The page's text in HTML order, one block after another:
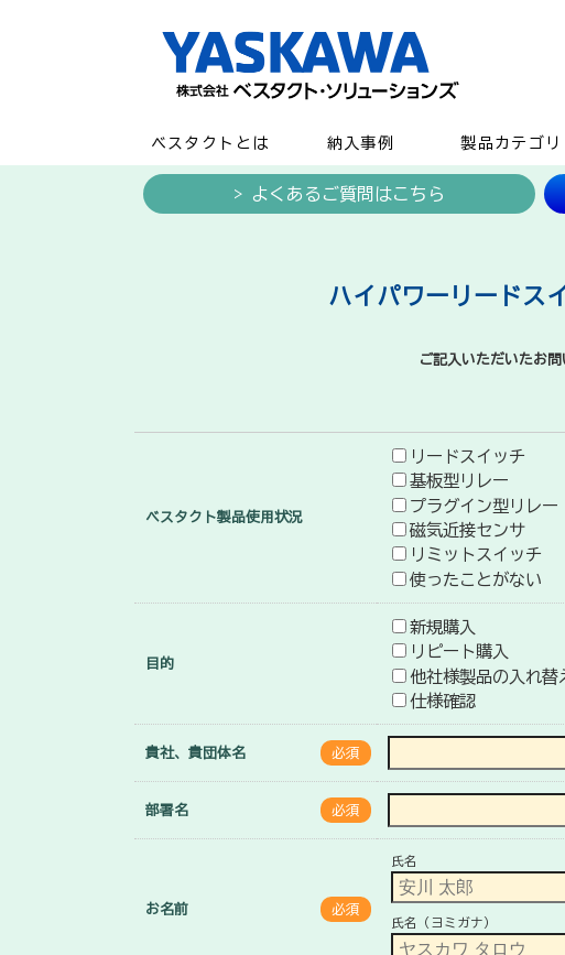
ベスタクトとは 納入事例 製品カテゴリ
> よくあるご質問はこちら
ハイパワーリードス
ご記入いただいたお
ベスタクト製品使用状況
リードスイッチ
基板型リレー
プラグイン型リレー
磁気近接センサ
リミットスイッチ
使ったことがない
目的
新規購入
リピート購入
他社様製品の入れ替
仕様確認
貴社、貴団体名 必須
部署名 必須
お名前 必須
氏名
氏名（ヨミガナ）